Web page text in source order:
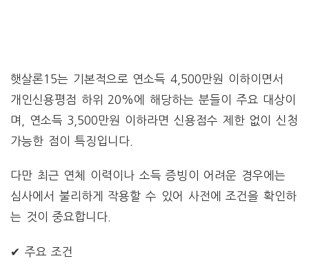
햇살론15는 기본적으로 연소득 4,500만원 이하이면서
개인신용평점 하위 20%에 해당하는 분들이 주요 대상이
며, 연소득 3,500만원 이하라면 신용점수 제한 없이 신청
가능한 점이 특징입니다.
다만 최근 연체 이력이나 소득 증빙이 어려운 경우에는
심사에서 불리하게 작용할 수 있어 사전에 조건을 확인하
는 것이 중요합니다.
✔ 주요 조건